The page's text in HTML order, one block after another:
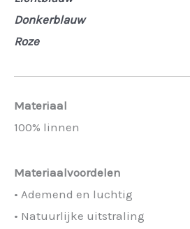
Donkerblauw
Roze
Materiaal
100% linnen
Materiaalvoordelen
• Ademend en luchtig
• Natuurlijke uitstraling